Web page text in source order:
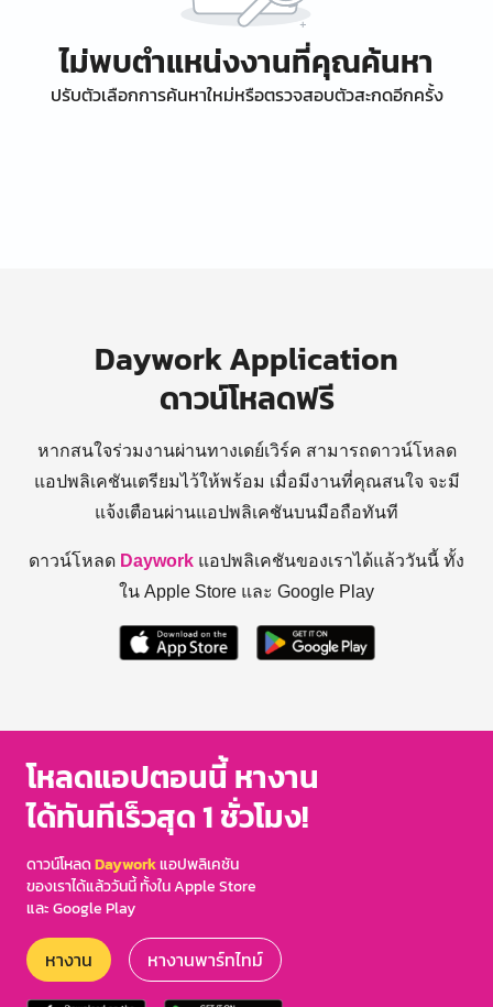
ไม่พบตำแหน่งงานที่คุณค้นหา
ปรับตัวเลือกการค้นหาใหม่หรือตรวจสอบตัวสะกดอีกครั้ง
Daywork Application
ดาวน์โหลดฟรี
หากสนใจร่วมงานผ่านทางเดย์เวิร์ค สามารถดาวน์โหลด
แอปพลิเคชันเตรียมไว้ให้พร้อม เมื่อมีงานที่คุณสนใจ จะมี
แจ้งเตือนผ่านแอปพลิเคชันบนมือถือทันที
ดาวน์โหลด Daywork แอปพลิเคชันของเราได้แล้ววันนี้ ทั้ง
ใน Apple Store และ Google Play
โหลดแอปตอนนี้ หางาน
ได้ทันทีเร็วสุด 1 ชั่วโมง!
ดาวน์โหลดDayworkแอปพลิเคชัน
ของเราได้แล้ววันนี้ ทั้งใน Apple Store
และ Google Play
หางาน หางานพาร์ทไทม์